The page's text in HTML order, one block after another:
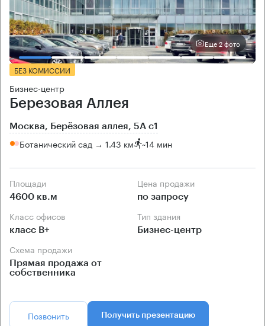
Еще 2 фото
БЕЗ КОМИССИИ
Бизнес-центр
Березовая Аллея
Москва, Берёзовая аллея, 5А с1
Ботанический сад → 1.43 км ~14 мин
Площади
4600 кв.м
Цена продажи
по запросу
Класс офисов
класс B+
Тип здания
Бизнес-центр
Схема продажи
Прямая продажа от
собственника
Позвонить Получить презентацию